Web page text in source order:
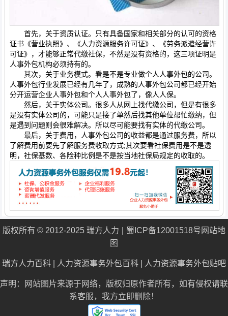
首先，关于资质认证。只有具备国家和相关部分的认可的资格
证书《营业执照》、《人力资源服务许可证》、《劳务派遣经营许
可证》，才能够正常代缴社保，不然是没有资格的，这三项证明是
人事外包机构必须持有的。
其次，关于业务模式。看是不是专业做个人人事外包的公司。
人事外包行业发展已经有几年了，成熟的人事外包公司都已经开始
分开运营企业人事外包和个人人事外包了，像人人保。
然后，关于实体公司。很多人从网上找代缴公司，但是有很多
是没有实体公司的，可能只是接了单然后找其他单位帮忙缴纳，但
是遇到问题则会很难解决。所以尽可能要找有实体的代缴公司。
最后，关于费用，人事外包公司的收益都是通过服务费，所以
了解费用前要先了解服务费收取方式;其次要看社保费用是不是透
明，社保基数、各险种比例是不是按当地社保局规定的收取的。
版权所有 © 2012-2025 瑞方人力 蜀ICP备12001518号 网站地
图
瑞方人力百科 人力资源事务外包百科 人力资源事务外包贴吧
声明：网站图片来源于网络，版权归原作者所有，如有侵权请联
系客服，我方立即删除！